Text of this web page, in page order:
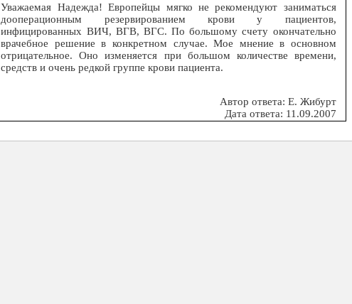
Уважаемая Надежда! Европейцы мягко не рекомендуют заниматься
дооперационным резервированием крови у пациентов,
инфицированных ВИЧ, ВГВ, ВГС. По большому счету окончательно
врачебное решение в конкретном случае. Мое мнение в основном
отрицательное. Оно изменяется при большом количестве времени,
средств и очень редкой группе крови пациента.
Автор ответа: Е. Жибурт
Дата ответа: 11.09.2007